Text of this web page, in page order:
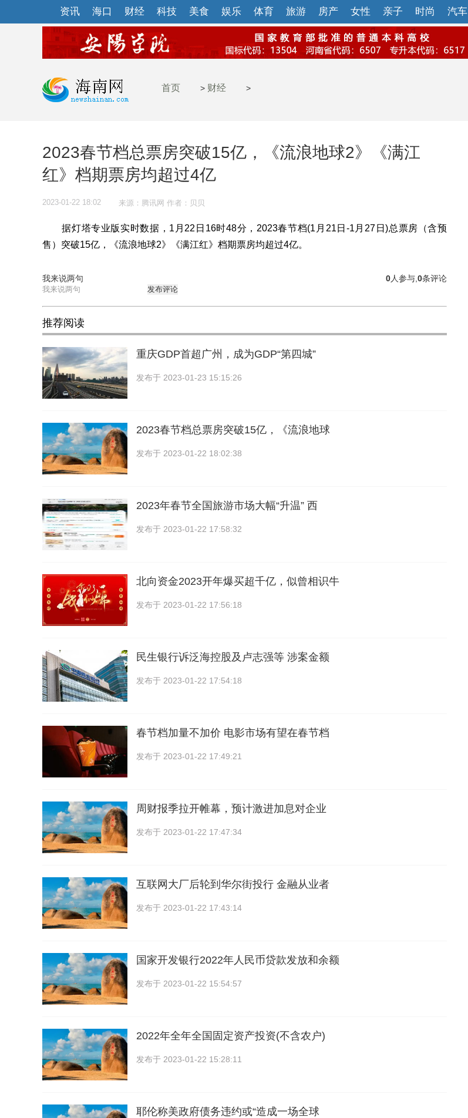
资讯 海口 财经 科技 美食 娱乐 体育 旅游 房产 女性 亲子 时尚 汽车
首页 > 财经 >
2023春节档总票房突破15亿，《流浪地球2》《满江
红》档期票房均超过4亿
2023-01-22 18:02 来源：腾讯网 作者：贝贝
据灯塔专业版实时数据，1月22日16时48分，2023春节档(1月21日-1月27日)总票房（含预
售）突破15亿，《流浪地球2》《满江红》档期票房均超过4亿。
我来说两句 0条评论
0人参与,
发布评论
推荐阅读
重庆GDP首超广州，成为GDP“第四城”
发布于 2023-01-23 15:15:26
2023春节档总票房突破15亿，《流浪地球
发布于 2023-01-22 18:02:38
2023年春节全国旅游市场大幅“升温” 西
发布于 2023-01-22 17:58:32
北向资金2023开年爆买超千亿，似曾相识牛
发布于 2023-01-22 17:56:18
民生银行诉泛海控股及卢志强等 涉案金额
发布于 2023-01-22 17:54:18
春节档加量不加价 电影市场有望在春节档
发布于 2023-01-22 17:49:21
周财报季拉开帷幕，预计激进加息对企业
发布于 2023-01-22 17:47:34
互联网大厂后轮到华尔街投行 金融从业者
发布于 2023-01-22 17:43:14
国家开发银行2022年人民币贷款发放和余额
发布于 2023-01-22 15:54:57
2022年全年全国固定资产投资(不含农户)
发布于 2023-01-22 15:28:11
耶伦称美政府债务违约或“造成一场全球